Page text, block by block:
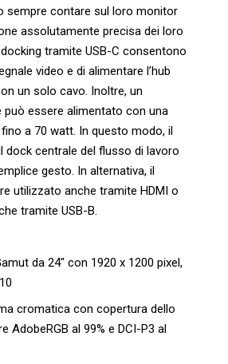
sempre contare sul loro monitor
assolutamente precisa dei loro
tramite USB-C consentono
video e di alimentare l’hub
un solo cavo. Inoltre, un
può essere alimentato con una
a 70 watt. In questo modo, il
dock centrale del flusso di lavoro
gesto. In alternativa, il
utilizzato anche tramite HDMI o
tramite USB-B.
da 24″ con 1920 x 1200 pixel,
cromatica con copertura dello
AdobeRGB al 99% e DCI-P3 al